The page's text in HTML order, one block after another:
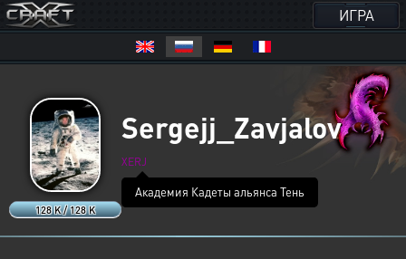
ИГРА
128 K / 128 K
Sergejj_Zavjalov
XERJ
Академия Кадеты альянса Тень